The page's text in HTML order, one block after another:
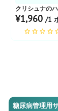
クリシュナの
¥1,960 /1 ボトル
糖尿病管理用